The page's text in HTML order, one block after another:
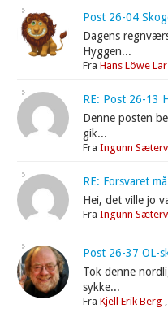
Post 26-04
Dagens
Hyggen...
FraHans Löwe
RE: Post 26-13
Denne posten
gik...
FraIngunn
RE: Forsvaret
Hei, det ville jo
FraIngunn
Post 26-37 OL-
Tok denne
sykke...
FraKjell Erik Berg ,